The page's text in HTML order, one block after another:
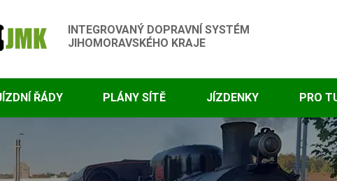
INTEGROVANÝ DOPRAVNÍ SYSTÉM
JIHOMORAVSKÉHO KRAJE
ŘÁDY PLÁNY SÍTĚ JÍZDENKY PRO